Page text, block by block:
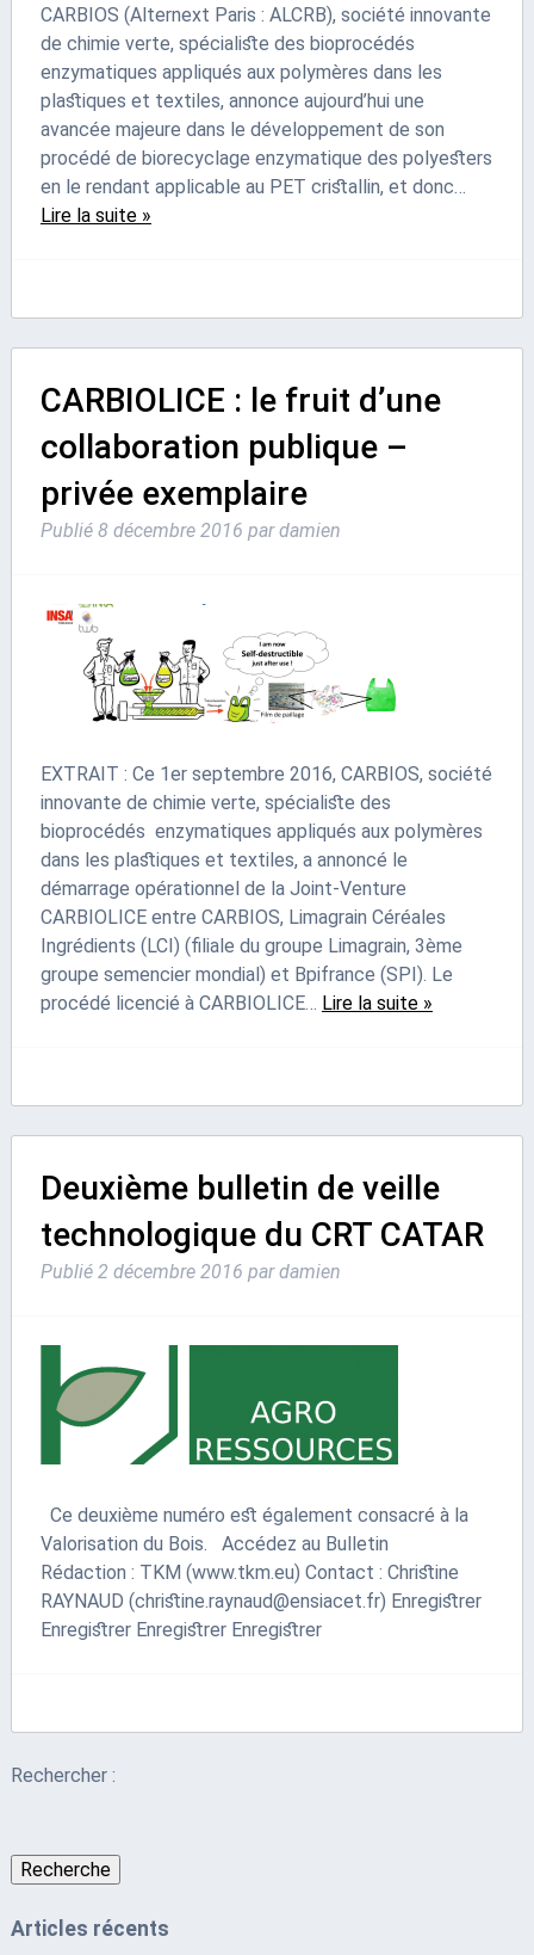
CARBIOS (Alternext Paris : ALCRB), société innovante
de chimie verte, spécialiste des bioprocédés
enzymatiques appliqués aux polymères dans les
plastiques et textiles, annonce aujourd’hui une
avancée majeure dans le développement de son
procédé de biorecyclage enzymatique des polyesters
en le rendant applicable au PET cristallin, et donc…
Lire la suite »
CARBIOLICE : le fruit d’une
collaboration publique –
privée exemplaire
Publié 8 décembre 2016 par damien
EXTRAIT : Ce 1er septembre 2016, CARBIOS, société
innovante de chimie verte, spécialiste des
bioprocédés enzymatiques appliqués aux polymères
dans les plastiques et textiles, a annoncé le
démarrage opérationnel de la Joint-Venture
CARBIOLICE entre CARBIOS, Limagrain Céréales
Ingrédients (LCI) (filiale du groupe Limagrain, 3ème
groupe semencier mondial) et Bpifrance (SPI). Le
procédé licencié à CARBIOLICE… Lire la suite »
Deuxième bulletin de veille
technologique du CRT CATAR
Publié 2 décembre 2016 par damien
Ce deuxième numéro est également consacré à la
Valorisation du Bois. Accédez au Bulletin
Rédaction : TKM (www.tkm.eu) Contact : Christine
RAYNAUD (christine.raynaud@ensiacet.fr) Enregistrer
Enregistrer Enregistrer Enregistrer
Rechercher :
Recherche
Articles récents